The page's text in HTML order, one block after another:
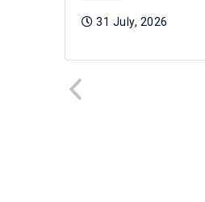
31 July, 2026